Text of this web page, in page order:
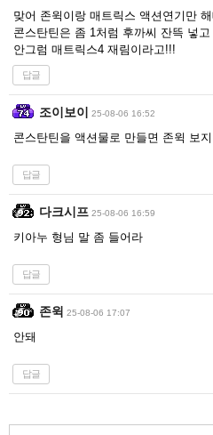
맞어 존윅이랑 매트릭스 액션연기만 해
콘스탄틴은 좀 1처럼 후까씨 잔뜩 넣
안그럼 매트릭스4 재림이라고!!!
답글
조이보이 25-08-06 16:52
콘스탄틴을 액션물로 만들면 존윅 보지
답글
다크시프 25-08-06 16:59
키아누 형님 말 좀 들어라
답글
존윅 25-08-06 17:07
안돼
답글